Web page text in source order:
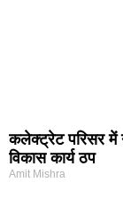
कलेक्ट्रेट परिसर में
विकास कार्य ठप
Amit Mishra